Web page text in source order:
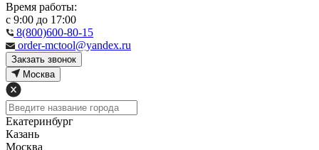
Время работы:
с 9:00 до 17:00
8(800)600-80-15
order-mctool@yandex.ru
Закзать звонок
Москва
Екатеринбург
Казань
Москва